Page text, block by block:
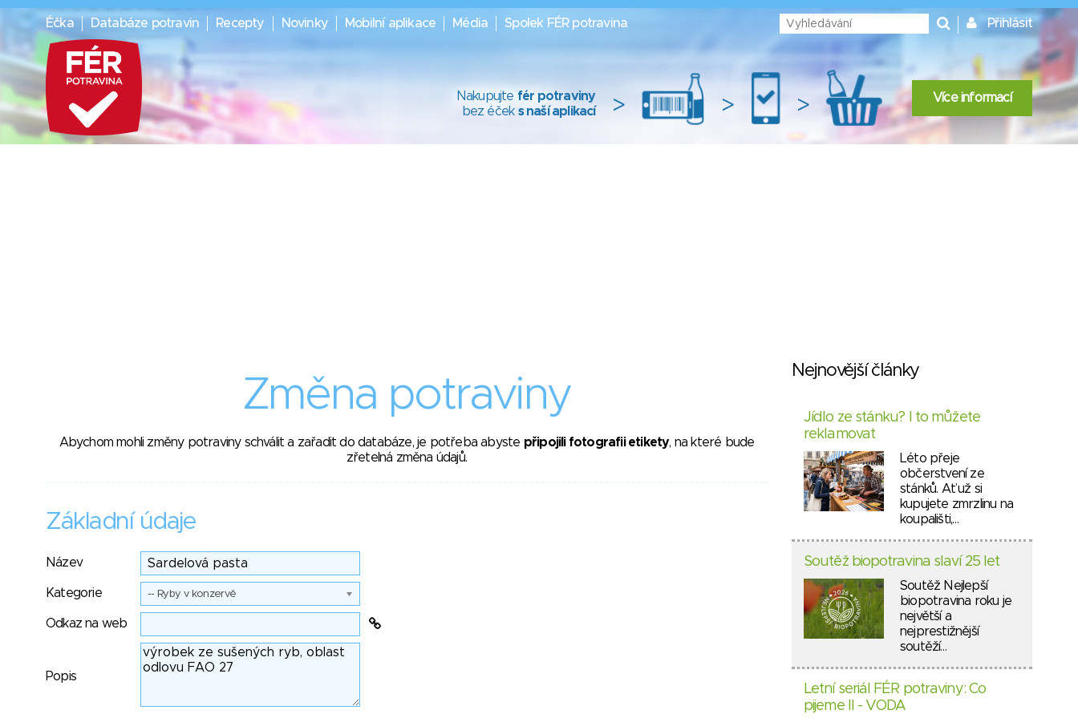
Éčka Databáze potravin Recepty Novinky Mobilní aplikace Média Spolek FÉR potravina Přihlásit
Nakupujte fér potraviny
bez éček s naší aplikací > > > Více informací
Změna potraviny
Abychom mohli změny potraviny schválit a zařadit do databáze, je potřeba abyste připojili fotografii etikety, na které bude
zřetelná změna údajů.
Základní údaje
Název
Kategorie -- Ryby v konzervě
Odkaz na web
Popis
Nejnovější články
Jídlo ze stánku? I to můžete
reklamovat
Léto přeje
občerstvení ze
stánků. Ať už si
kupujete zmrzlinu na
koupališti,…
Soutěž biopotravina slaví 25 let
Soutěž Nejlepší
biopotravina roku je
největší a
nejprestižnější
soutěží…
Letní seriál FÉR potraviny: Co
pijeme II - VODA